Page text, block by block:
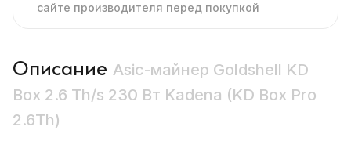
сайте производителя перед покупкой
Описание Asic-майнер Goldshell KD
Box 2.6 Th/s 230 Вт Kadena (KD Box Pro
2.6Th)